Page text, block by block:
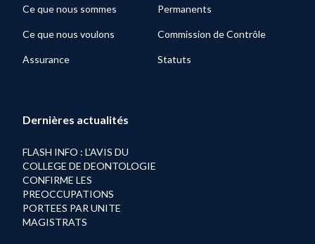
Ce que nous sommes
Ce que nous voulons
Assurance
Permanents
Commission de Contrôle
Statuts
Dernières actualités
FLASH INFO : L'AVIS DU
COLLEGE DE DEONTOLOGIE
CONFIRME LES
PREOCCUPATIONS
PORTEES PAR UNITE
MAGISTRATS